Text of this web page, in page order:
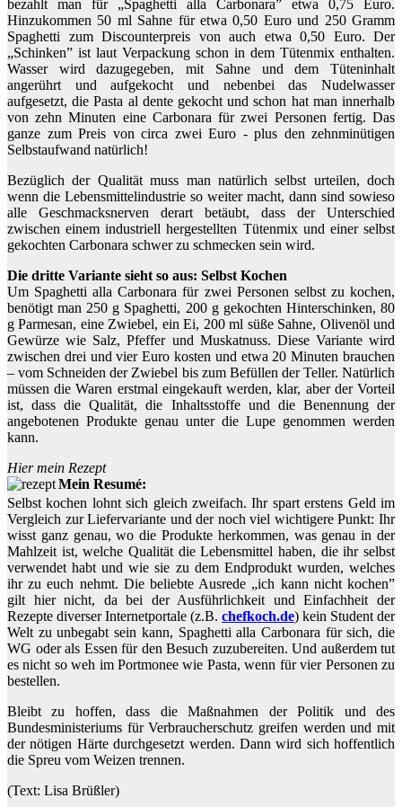
bezahlt man für „Spaghetti alla Carbonara” etwa 0,75 Euro.
Hinzukommen 50 ml Sahne für etwa 0,50 Euro und 250 Gramm
Spaghetti zum Discounterpreis von auch etwa 0,50 Euro. Der
„Schinken” ist laut Verpackung schon in dem Tütenmix enthalten.
Wasser wird dazugegeben, mit Sahne und dem Tüteninhalt
angerührt und aufgekocht und nebenbei das Nudelwasser
aufgesetzt, die Pasta al dente gekocht und schon hat man innerhalb
von zehn Minuten eine Carbonara für zwei Personen fertig. Das
ganze zum Preis von circa zwei Euro ­- plus den zehnminütigen
Selbstaufwand natürlich!
Bezüglich der Qualität muss man natürlich selbst urteilen, doch
wenn die Lebensmittelindustrie so weiter macht, dann sind sowieso
alle Geschmacksnerven derart betäubt, dass der Unterschied
zwischen einem industriell hergestellten Tütenmix und einer selbst
gekochten Carbonara schwer zu schmecken sein wird.
Die dritte Variante sieht so aus: Selbst Kochen
Um Spaghetti alla Carbonara für zwei Personen selbst zu kochen,
benötigt man 250 g Spaghetti, 200 g gekochten Hinterschinken, 80
g Parmesan, eine Zwiebel, ein Ei, 200 ml süße Sahne, Olivenöl und
Gewürze wie Salz, Pfeffer und Muskatnuss. Diese Variante wird
zwischen drei und vier Euro kosten und etwa 20 Minuten brauchen
– vom Schneiden der Zwiebel bis zum Befüllen der Teller. Natürlich
müssen die Waren erstmal eingekauft werden, klar, aber der Vorteil
ist, dass die Qualität, die Inhaltsstoffe und die Benennung der
angebotenen Produkte genau unter die Lupe genommen werden
kann.
Hier mein Rezept
Mein Resumé:
Selbst kochen lohnt sich gleich zweifach. Ihr spart erstens Geld im
Vergleich zur Liefervariante und der noch viel wichtigere Punkt: Ihr
wisst ganz genau, wo die Produkte herkommen, was genau in der
Mahlzeit ist, welche Qualität die Lebensmittel haben, die ihr selbst
verwendet habt und wie sie zu dem Endprodukt wurden, welches
ihr zu euch nehmt. Die beliebte Ausrede „ich kann nicht kochen”
gilt hier nicht, da bei der Ausführlichkeit und Einfachheit der
Rezepte diverser Internetportale (z.B. chefkoch.de) kein Student der
Welt zu unbegabt sein kann, Spaghetti alla Carbonara für sich, die
WG oder als Essen für den Besuch zuzubereiten. Und außerdem tut
es nicht so weh im Portmonee wie Pasta, wenn für vier Personen zu
bestellen.
Bleibt zu hoffen, dass die Maßnahmen der Politik und des
Bundesministeriums für Verbraucherschutz greifen werden und mit
der nötigen Härte durchgesetzt werden. Dann wird sich hoffentlich
die Spreu vom Weizen trennen.
(Text: Lisa Brüßler)